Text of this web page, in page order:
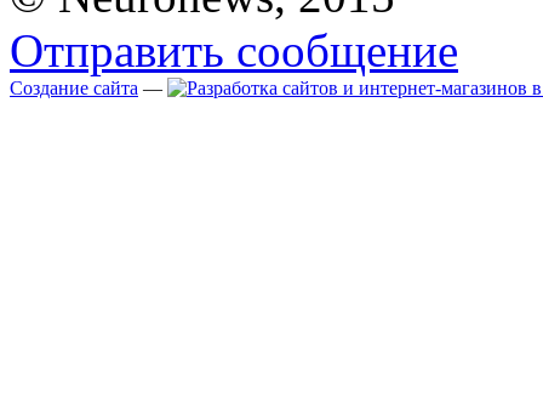
Отправить сообщение
Создание сайта —